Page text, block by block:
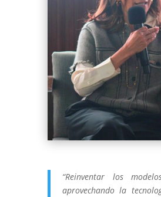
“Reinventar los
aprovechando la